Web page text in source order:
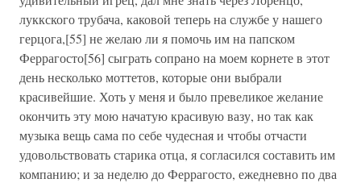
луккского трубача, каковой теперь на службе у нашего
герцога,[55] не желаю ли я помочь им на папском
Феррагосто[56] сыграть сопрано на моем корнете в этот
день несколько моттетов, которые они выбрали
красивейшие. Хоть у меня и было превеликое желание
окончить эту мою начатую красивую вазу, но так как
музыка вещь сама по себе чудесная и чтобы отчасти
удовольствовать старика отца, я согласился составить им
компанию; и за неделю до Феррагосто, ежедневно по два